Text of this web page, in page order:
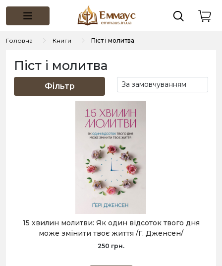
Головна Книги Піст і молитва
Піст і молитва
Фільтр
15 хвилин молитви: Як один відсоток твого дня
може змінити твоє життя /Г. Дженсен/
250 грн.